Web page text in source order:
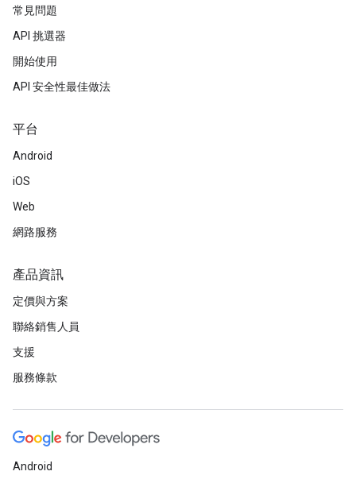
常見問題
API 挑選器
開始使用
API 安全性最佳做法
平台
Android
iOS
Web
網路服務
產品資訊
定價與方案
聯絡銷售人員
支援
服務條款
Android